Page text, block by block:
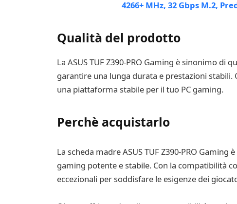
Qualità del prodotto
La ASUS TUF Z390-PRO Gaming è sinonimo
garantire una lunga durata e prestazioni
una piattaforma stabile per il tuo PC gaming.
Perchè acquistarlo
La scheda madre ASUS TUF Z390-PRO
gaming potente e stabile. Con la compatibilità
eccezionali per soddisfare le esigenze dei